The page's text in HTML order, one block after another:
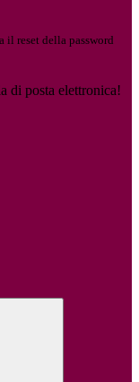
il reset della password
di posta elettronica!